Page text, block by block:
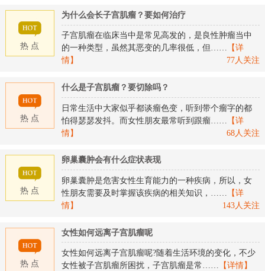
热 点
为什么会长子宫肌瘤？要如何治疗
子宫肌瘤在临床当中是常见高发的，是良性肿瘤当中
的一种类型，虽然其恶变的几率很低，但…… 【详
情】
77人关注
热 点
什么是子宫肌瘤？要切除吗？
日常生活中大家似乎都谈瘤色变，听到带个瘤字的都
怕得瑟瑟发抖。而女性朋友最常听到跟瘤……
【详
情】
68人关注
热 点
卵巢囊肿会有什么症状表现
卵巢囊肿是危害女性生育能力的一种疾病，所以，女
性朋友需要及时掌握该疾病的相关知识，……
【详
情】
143人关注
热 点
女性如何远离子宫肌瘤呢
女性如何远离子宫肌瘤呢?随着生活环境的变化，不少
女性被子宫肌瘤所困扰，子宫肌瘤是常…… 【详情】